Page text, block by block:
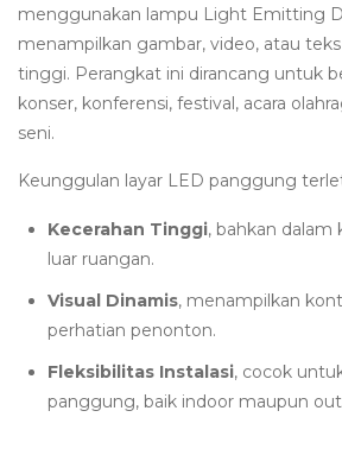
menggunakan lampu Light Emitting
menampilkan gambar, video, atau
tinggi. Perangkat ini dirancang untuk
konser, konferensi, festival, acara
seni.
Keunggulan layar LED panggung
Kecerahan Tinggi, bahkan dalam
luar ruangan.
Visual Dinamis, menampilkan
perhatian penonton.
Fleksibilitas Instalasi, cocok
panggung, baik indoor maupun